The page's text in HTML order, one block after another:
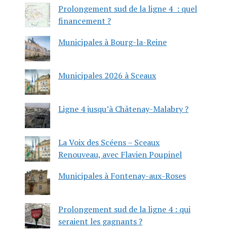
Prolongement sud de la ligne 4 : quel
financement ?
Municipales à Bourg-la-Reine
Municipales 2026 à Sceaux
Ligne 4 jusqu’à Châtenay-Malabry ?
La Voix des Scéens – Sceaux
Renouveau, avec Flavien Poupinel
Municipales à Fontenay-aux-Roses
Prolongement sud de la ligne 4 : qui
seraient les gagnants ?